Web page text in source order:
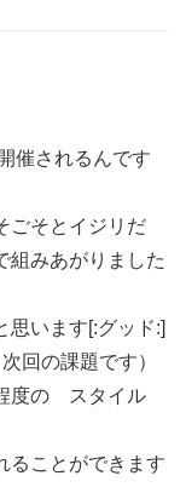
催されるんです
そとイジリだ
みあがりました
います[:グッド:]
回の課題です）
度の スタイル
ことができます